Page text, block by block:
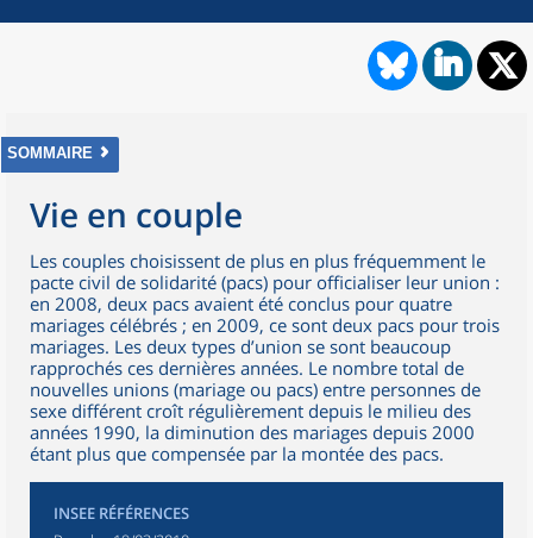
SOMMAIRE
Vie en couple
Les couples choisissent de plus en plus fréquemment le
pacte civil de solidarité (pacs) pour officialiser leur union :
en 2008, deux pacs avaient été conclus pour quatre
mariages célébrés ; en 2009, ce sont deux pacs pour trois
mariages. Les deux types d’union se sont beaucoup
rapprochés ces dernières années. Le nombre total de
nouvelles unions (mariage ou pacs) entre personnes de
sexe différent croît régulièrement depuis le milieu des
années 1990, la diminution des mariages depuis 2000
étant plus que compensée par la montée des pacs.
INSEE RÉFÉRENCES